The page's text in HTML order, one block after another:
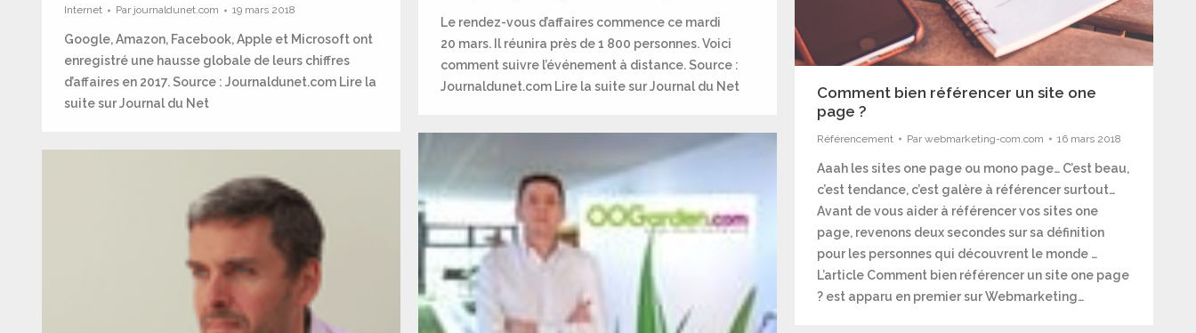
Le rendez-vous d’affaires commence ce mardi
20 mars. Il réunira près de 1 800 personnes. Voici
comment suivre l’événement à distance. Source :
Journaldunet.com Lire la suite sur Journal du Net
Internet Par journaldunet.com 19 mars 2018
Google, Amazon, Facebook, Apple et Microsoft ont
enregistré une hausse globale de leurs chiffres
d’affaires en 2017. Source : Journaldunet.com Lire la
suite sur Journal du Net
Comment bien référencer un site one
page ?
Référencement Par webmarketing-com.com 16 mars 2018
Aaah les sites one page ou mono page… C’est beau,
c’est tendance, c’est galère à référencer surtout…
Avant de vous aider à référencer vos sites one
page, revenons deux secondes sur sa définition
pour les personnes qui découvrent le monde …
L’article Comment bien référencer un site one page
? est apparu en premier sur Webmarketing…